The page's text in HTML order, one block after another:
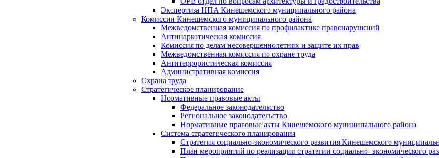
Экспертиза НПА Кинешемского муниципального района
Комиссии Кинешемского муниципального района
Межведомственная комиссия по профилактике правонарушений
Антинаркотическая комиссия
Комиссия по делам несовершеннолетних и защите их прав
Межведомственная комиссия по охране труда
Антитеррористическая комиссия
Административная комиссия
Охрана труда
Стратегическое планирование
Нормативные правовые акты
Федеральное законодательство
Региональное законодательство
Нормативные правовые акты Кинешемского муниципального района
Система стратегического планирования
Стратегия социально-экономического развития Кинешемского
План мероприятий по реализации стратегии социально- экономического